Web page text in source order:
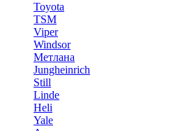
Toyota
TSM
Viper
Windsor
Метлана
Jungheinrich
Still
Linde
Heli
Yale